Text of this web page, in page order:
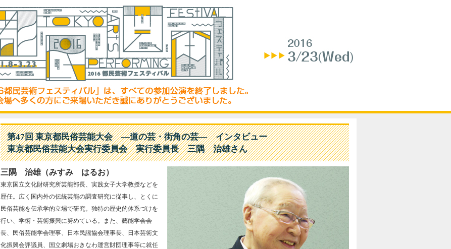
第47回 東京都民俗芸能大会 ―道の芸・街角の芸― インタビュー
東京都民俗芸能大会実行委員会 実行委員長 三隅 治雄さん
三隅 治雄（みすみ はるお）
東京国立文化財研究所芸能部長、実践女子大学教授などを
歴任。広く国内外の伝統芸能の調査研究に従事し、とくに
民俗芸能を伝承学的立場で研究。独特の歴史的体系づけを
行い、学術・芸術振興に努めている。また、藝能学会会
長、民俗芸能学会理事、日本民謡協会理事長、日本芸術文
化振興会評議員、国立劇場おきなわ運営財団理事等に就任